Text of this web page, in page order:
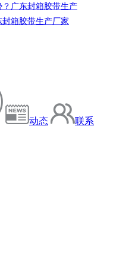
广东封箱胶带生产
箱胶带生产厂家
动态 联系